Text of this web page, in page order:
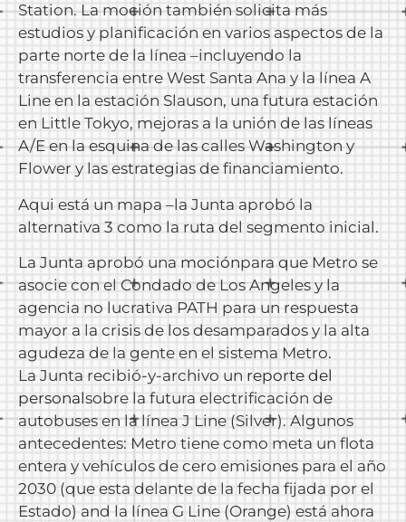
Station. La moción también solicita más
estudios y planificación en varios aspectos de la
parte norte de la línea –incluyendo la
transferencia entre West Santa Ana y la línea A
Line en la estación Slauson, una futura estación
en Little Tokyo, mejoras a la unión de las líneas
A/E en la esquina de las calles Washington y
Flower y las estrategias de financiamiento.
Aqui está un mapa –la Junta aprobó la
alternativa 3 como la ruta del segmento inicial.
La Junta aprobó una mociónpara que Metro se
asocie con el Condado de Los Angeles y la
agencia no lucrativa PATH para un respuesta
mayor a la crisis de los desamparados y la alta
agudeza de la gente en el sistema Metro.
La Junta recibió-y-archivo un reporte del
personalsobre la futura electrificación de
autobuses en la línea J Line (Silver). Algunos
antecedentes: Metro tiene como meta un flota
entera y vehículos de cero emisiones para el año
2030 (que esta delante de la fecha fijada por el
Estado) and la línea G Line (Orange) está ahora